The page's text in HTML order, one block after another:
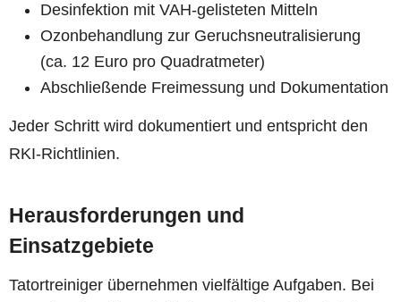
Desinfektion mit VAH-gelisteten Mitteln
Ozonbehandlung zur Geruchsneutralisierung
(ca. 12 Euro pro Quadratmeter)
Abschließende Freimessung und Dokumentation
Jeder Schritt wird dokumentiert und entspricht den
RKI-Richtlinien.
Herausforderungen und
Einsatzgebiete
Tatortreiniger übernehmen vielfältige Aufgaben. Bei